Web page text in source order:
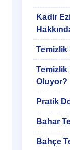
Kadir
Temizlik
Temizlik
Oluyor?
Pratik
Bahar
Bahçe